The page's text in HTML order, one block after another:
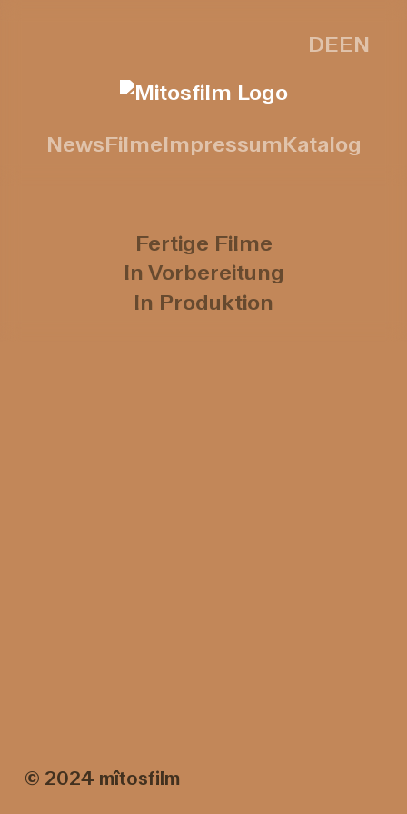
NewsFilmeImpressumKatalog
DEEN
Fertige Filme
In Vorbereitung
In Produktion
© 2024 mîtosfilm